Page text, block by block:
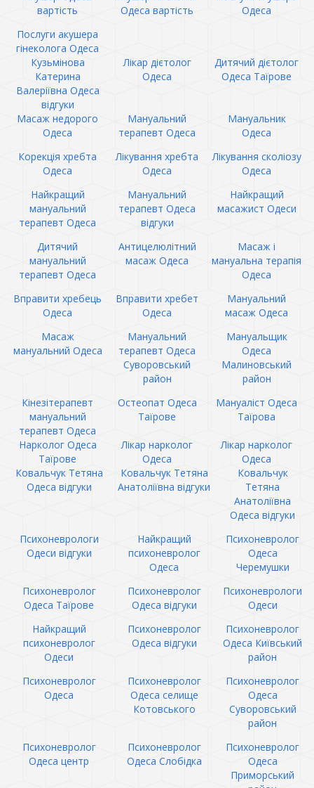
вартість
Одеса вартість
Одеса
Послуги акушера
гінеколога Одеса
Кузьмінова
Катерина
Валеріївна Одеса
відгуки
Лікар дієтолог
Одеса
Дитячий дієтолог
Одеса Таїрове
Масаж недорого
Одеса
Мануальний
терапевт Одеса
Мануальник
Одеса
Корекція хребта
Одеса
Лікування хребта
Одеса
Лікування сколіозу
Одеса
Найкращий
мануальний
терапевт Одеса
Мануальний
терапевт Одеса
відгуки
Найкращий
масажист Одеси
Дитячий
мануальний
терапевт Одеса
Антицелюлітний
масаж Одеса
Масаж і
мануальна терапія
Одеса
Вправити хребець
Одеса
Вправити хребет
Одеса
Мануальний
масаж Одеса
Масаж
мануальний Одеса
Мануальний
терапевт Одеса
Суворовський
район
Мануальщик
Одеса
Малиновський
район
Кінезітерапевт
мануальний
терапевт Одеса
Остеопат Одеса
Таїрове
Мануаліст Одеса
Таїрова
Нарколог Одеса
Таїрове
Лікар нарколог
Одеса
Лікар нарколог
Одеса
Ковальчук Тетяна
Одеса відгуки
Ковальчук Тетяна
Анатоліївна відгуки
Ковальчук
Тетяна
Анатоліївна
Одеса відгуки
Психоневрологи
Одеси відгуки
Найкращий
психоневролог
Одеса
Психоневролог
Одеса
Черемушки
Психоневролог
Одеса Таїрове
Психоневролог
Одеса відгуки
Психоневрологи
Одеси
Найкращий
психоневролог
Одеси
Психоневролог
Одеса відгуки
Психоневролог
Одеса Київський
район
Психоневролог
Одеса
Психоневролог
Одеса селище
Котовського
Психоневролог
Одеса
Суворовський
район
Психоневролог
Одеса центр
Психоневролог
Одеса Слобідка
Психоневролог
Одеса
Приморський